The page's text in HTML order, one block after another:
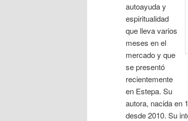
autoayuda y
espiritualidad
que lleva varios
meses en el
mercado y que
se presentó
recientemente
en Estepa. Su
autora, nacida en
desde 2010. Su